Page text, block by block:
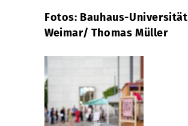
Fotos: Bauhaus-Universität
Weimar/ Thomas Müller